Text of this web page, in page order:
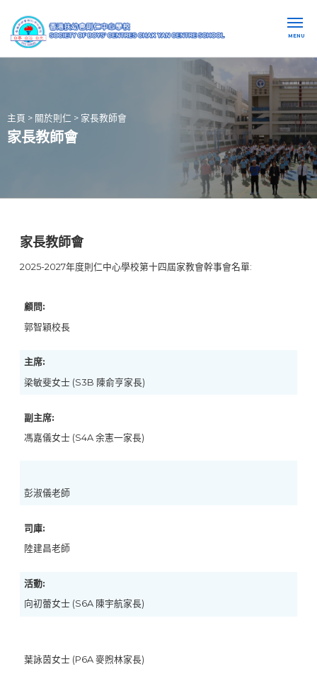
MENU
主頁 > 關於則仁 > 家長教師會
家長教師會
家長教師會
2025-2027年度則仁中心學校第十四屆家教會幹事會名單:
顧問:
郭智穎校長
主席:
梁敏斐女士 (S3B 陳俞亨家長)
副主席:
馮嘉儀女士 (S4A 余憲一家長)
彭淑儀老師
司庫:
陸建昌老師
活動:
向初蕾女士 (S6A 陳宇航家長)
葉詠茵女士 (P6A 麥煦林家長)